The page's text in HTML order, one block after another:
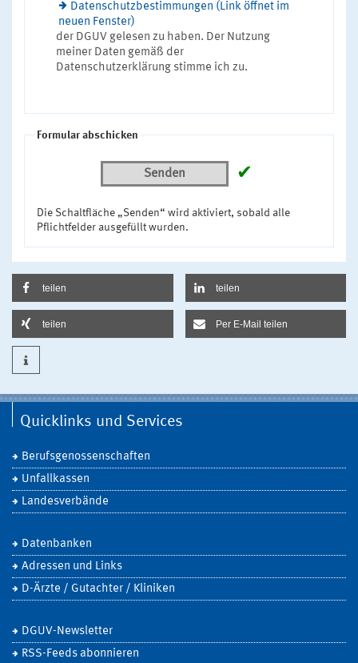
Datenschutzbestimmungen (Link öffnet im
neuen Fenster)
der DGUV gelesen zu haben. Der Nutzung
meiner Daten gemäß der
Datenschutzerklärung stimme ich zu.
Formular abschicken
Senden ✔
Die Schaltfläche „Senden“ wird aktiviert, sobald alle
Pflichtfelder ausgefüllt wurden.
teilen teilen
teilen Per E-Mail teilen
Quicklinks und Services
Berufsgenossenschaften
Unfallkassen
Landesverbände
Datenbanken
Adressen und Links
D-Ärzte / Gutachter / Kliniken
DGUV-Newsletter
RSS-Feeds abonnieren